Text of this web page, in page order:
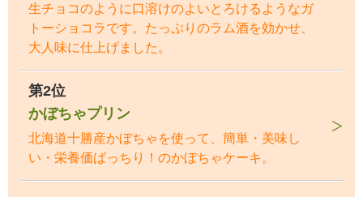
生チョコのように口溶けのよいとろけるようなガ
トーショコラです。たっぷりのラム酒を効かせ、
大人味に仕上げました。
第2位
かぼちゃプリン
北海道十勝産かぼちゃを使って、簡単・美味し
い・栄養価ばっちり！のかぼちゃケーキ。